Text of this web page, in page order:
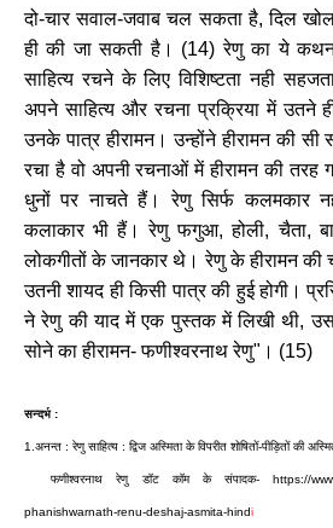
दो-चार सवाल-जवाब चल सकता है,दिल
ही की जा सकती है। (14)रेणु का ये
साहित्य रचने के लिए विशिष्टता नही
अपने साहित्य और रचना प्रक्रिया में उतने
उनके पात्र हीरामन। उन्होंने हीरामन की सी
रचा है वो अपनी रचनाओं में हीरामन की तरह
धुनों पर नाचते हैं। रेणु सिर्फ कलमकार
कलाकार भी हैं। रेणु फगुआ,होली,चैता,
लोकगीतों के जानकार थे। रेणु के हीरामन की
उतनी शायद ही किसी पात्र की हुई होगी।
ने रेणु की याद में एक पुस्तक में लिखी थी,
सोने का हीरामन-फणीश्वरनाथ रेणु" । (15)
सन्दर्भ:
1. अनन्त : रेणु साहित्य : द्विज अस्मिता के विपरीत शोषितों-पीड़ितों की
फणीश्वरनाथ रेणु डॉट कॉम के संपादक- https://
phanishwarnath-renu-deshaj-asmita-hindi